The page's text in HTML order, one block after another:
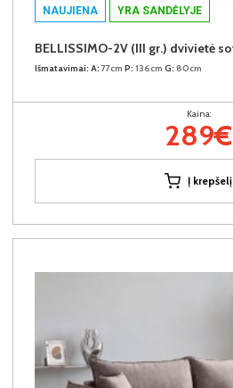
NAUJIENA YRA SANDĖLYJE
Išmatavimai: A: 77cm P: 136cm G: 80cm
Kaina:
289€
Į krepšelį